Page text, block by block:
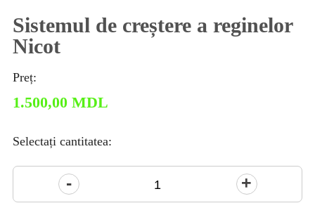
Sistemul de creștere a reginelor
Nicot
Preț:
1.500,00 MDL
Selectați cantitatea:
Cantitate
Sistemul